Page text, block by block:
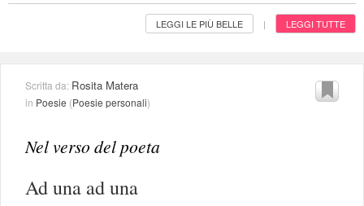
LEGGI LE PIÙ BELLE | LEGGI TUTTE
Scritta da: Rosita Matera
in Poesie (Poesie personali)
Nel verso del poeta
Ad una ad una